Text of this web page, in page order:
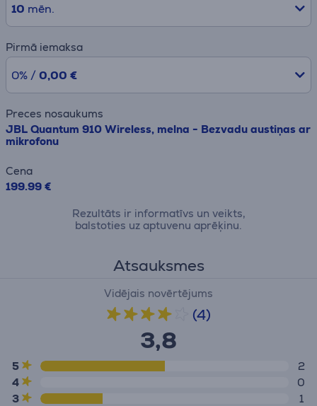
10 mēn.
Pirmā iemaksa
0% / 0,00 €
Preces nosaukums
JBL Quantum 910 Wireless, melna - Bezvadu austiņas ar
mikrofonu
Cena
199.99 €
Rezultāts ir informatīvs un veikts,
balstoties uz aptuvenu aprēķinu.
Atsauksmes
Vidējais novērtējums
(4)
3,8
5
2
4
0
3
1